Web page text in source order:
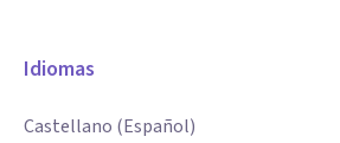
Idiomas
Castellano (Español)